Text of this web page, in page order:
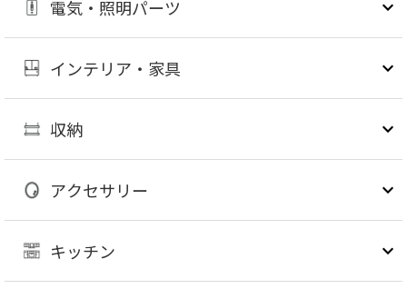
電気・照明パーツ
インテリア・家具
収納
アクセサリー
キッチン